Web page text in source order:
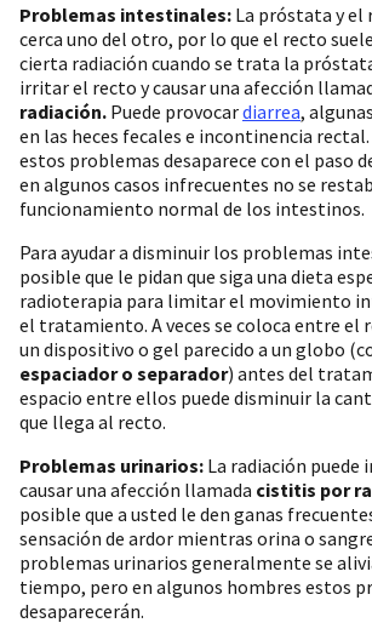
Problemas intestinales: La próstata y el
cerca uno del otro, por lo que el recto
cierta radiación cuando se trata la
irritar el recto y causar una afección
radiación. Puede provocardiarrea,
en las heces fecales e incontinencia
estos problemas desaparece con el paso
en algunos casos infrecuentes no se
funcionamiento normal de los intestinos.
Para ayudar a disminuir los problemas
posible que le pidan que siga una dieta
radioterapia para limitar el movimiento
el tratamiento. A veces se coloca entre el
un dispositivo o gel parecido a un globo
espaciador o separador) antes del
espacio entre ellos puede disminuir la
que llega al recto.
Problemas urinarios: La radiación puede
causar una afección llamada cistitis por
posible que a usted le den ganas
sensación de ardor mientras orina o
problemas urinarios generalmente se
tiempo, pero en algunos hombres estos
desaparecerán.